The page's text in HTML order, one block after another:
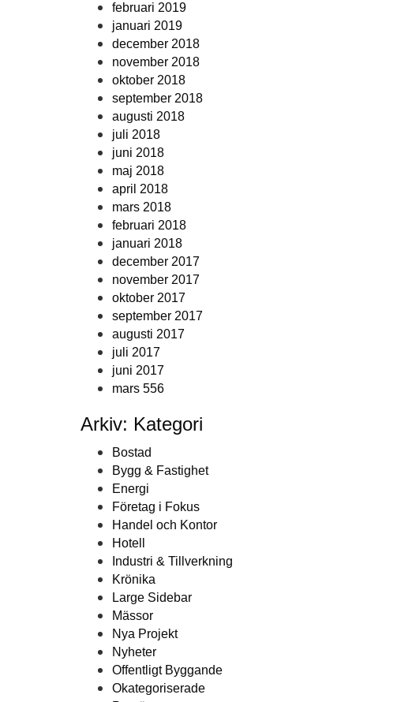
februari 2019
januari 2019
december 2018
november 2018
oktober 2018
september 2018
augusti 2018
juli 2018
juni 2018
maj 2018
april 2018
mars 2018
februari 2018
januari 2018
december 2017
november 2017
oktober 2017
september 2017
augusti 2017
juli 2017
juni 2017
mars 556
Arkiv: Kategori
Bostad
Bygg & Fastighet
Energi
Företag i Fokus
Handel och Kontor
Hotell
Industri & Tillverkning
Krönika
Large Sidebar
Mässor
Nya Projekt
Nyheter
Offentligt Byggande
Okategoriserade